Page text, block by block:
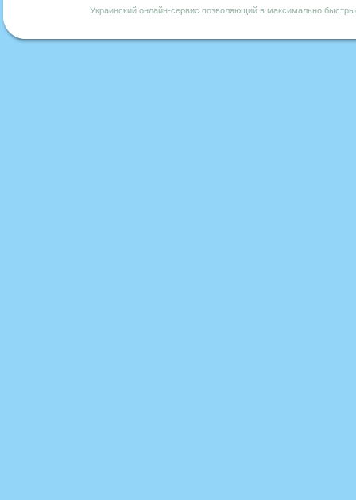
Украинский онлайн-сервис позволяющий в максимально